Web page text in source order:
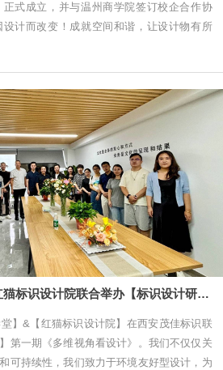
式成立，并与温州商学院签订校企合作协
计而改变！成就空间和谐，让设计物有所
RedCat | 锋标研学堂×红猫标识设计院联合举办【标识设计研修班】第一期
】&【红猫标识设计院】在西安茂佳标识联
第一期《多维视角看设计》。我们不仅仅关
可持续性，我们致力于环境友好型设计，为